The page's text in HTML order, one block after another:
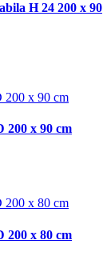
H 24 200 x 90
200 x 90 cm
200 x 80 cm